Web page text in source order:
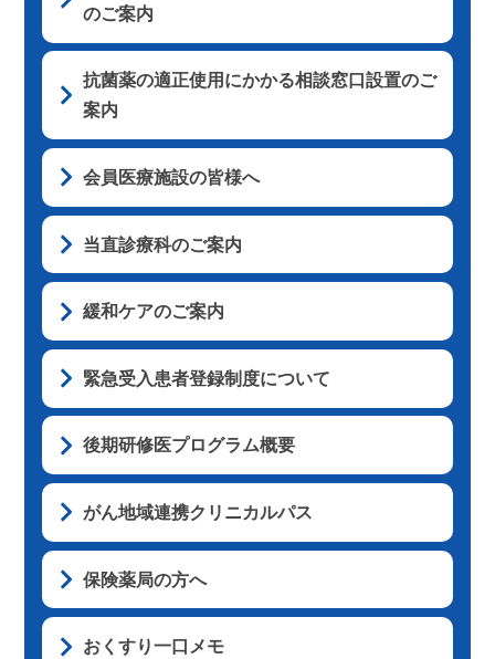
のご案内
抗菌薬の適正使用にかかる相談窓口設置のご
案内
会員医療施設の皆様へ
当直診療科のご案内
緩和ケアのご案内
緊急受入患者登録制度について
後期研修医プログラム概要
がん地域連携クリニカルパス
保険薬局の方へ
おくすり一口メモ